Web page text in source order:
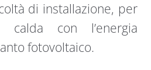
di installazione, per
calda con l’energia
fotovoltaico.